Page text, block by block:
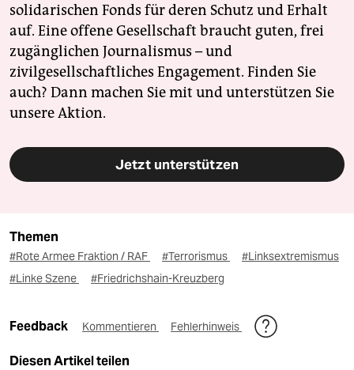
solidarischen Fonds für deren Schutz und Erhalt
auf. Eine offene Gesellschaft braucht guten, frei
zugänglichen Journalismus – und
zivilgesellschaftliches Engagement. Finden Sie
auch? Dann machen Sie mit und unterstützen Sie
unsere Aktion.
Jetzt unterstützen
Themen
#Rote Armee Fraktion / RAF #Terrorismus
#Linksextremismus
#Linke Szene
#Friedrichshain-Kreuzberg
Feedback Kommentieren Fehlerhinweis
Diesen Artikel teilen